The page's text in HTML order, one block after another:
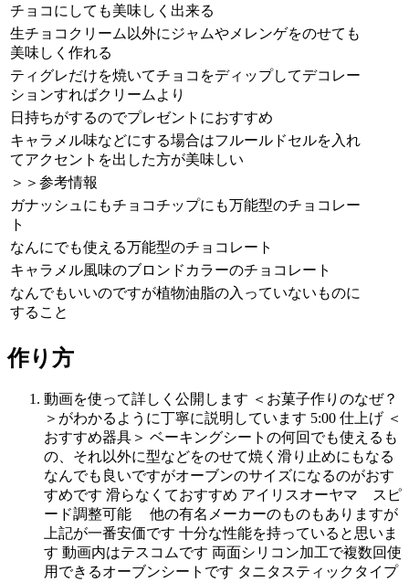
チョコにしても美味しく出来る
生チョコクリーム以外にジャムやメレンゲをのせても
美味しく作れる
ティグレだけを焼いてチョコをディップしてデコレー
ションすればクリームより
日持ちがするのでプレゼントにおすすめ
キャラメル味などにする場合はフルールドセルを入れ
てアクセントを出した方が美味しい
＞＞参考情報
ガナッシュにもチョコチップにも万能型のチョコレー
ト
なんにでも使える万能型のチョコレート
キャラメル風味のブロンドカラーのチョコレート
なんでもいいのですが植物油脂の入っていないものに
すること
作り方
動画を使って詳しく公開します ＜お菓子作りのなぜ？
＞がわかるように丁寧に説明しています 5:00 仕上げ ＜
おすすめ器具＞ ベーキングシートの何回でも使えるも
の、それ以外に型などをのせて焼く滑り止めにもなる
なんでも良いですがオーブンのサイズになるのがおす
すめです 滑らなくておすすめ アイリスオーヤマ スピ
ード調整可能 他の有名メーカーのものもありますが
上記が一番安価です 十分な性能を持っていると思いま
す 動画内はテスコムです 両面シリコン加工で複数回使
用できるオーブンシートです タニタスティックタイプ